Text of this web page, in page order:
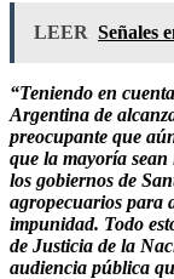
LEER Señales
“Teniendo en
Argentina de
preocupante que
que la mayoría sean
los gobiernos de
agropecuarios para
impunidad. Todo
de Justicia de la
audiencia pública